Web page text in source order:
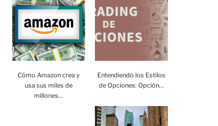
Cómo Amazon crea y
usa sus miles de
millones…
Entendiendo los Estilos
de Opciones: Opción…